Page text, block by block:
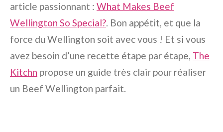
article passionnant : What Makes Beef
Wellington So Special?. Bon appétit, et que la
force du Wellington soit avec vous ! Et si vous
avez besoin d’une recette étape par étape, The
Kitchn propose un guide très clair pour réaliser
un Beef Wellington parfait.